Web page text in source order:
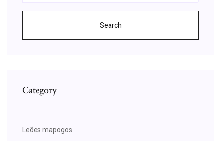
Search
Category
Leões mapogos